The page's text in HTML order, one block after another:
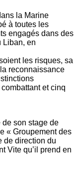
la Marine
à toutes les
engagés dans des
Liban, en
les risques, sa
reconnaissance
et cinq
de son stage de
« Groupement des
de direction du
Vite qu’il prend en